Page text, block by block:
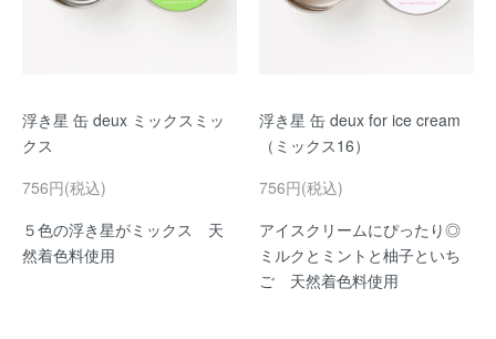
浮き星 缶 deux ミックスミッ
クス
756円(税込)
５色の浮き星がミックス 天
然着色料使用
浮き星 缶 deux for ice cream
（ミックス16）
756円(税込)
アイスクリームにぴったり◎
ミルクとミントと柚子といち
ご 天然着色料使用